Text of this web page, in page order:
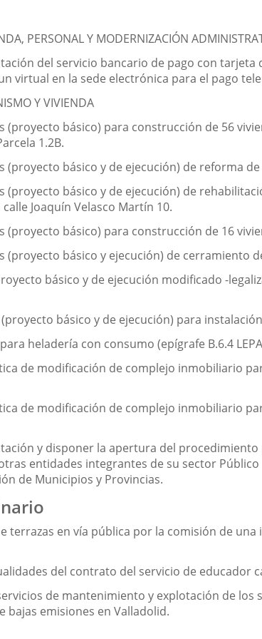
PERSONAL Y MODERNIZACIÓN
del servicio bancario de pago con
virtual en la sede electrónica para el pago
Y VIVIENDA
(proyecto básico) para construcción de 56
1.2B.
(proyecto básico y de ejecución) de reforma
(proyecto básico y de ejecución) de
Joaquín Velasco Martín 10.
(proyecto básico) para construcción de 16
(proyecto básico y ejecución) de cerramiento
básico y de ejecución modificado -
(proyecto básico y de ejecución) para
heladería con consumo (epígrafe B.6.4
de modificación de complejo inmobiliario
de modificación de complejo inmobiliario
y disponer la apertura del
entidades integrantes de su sector
de Municipios y Provincias.
terrazas en vía pública por la comisión de
del contrato del servicio de educador
de mantenimiento y explotación de
bajas emisiones en Valladolid.